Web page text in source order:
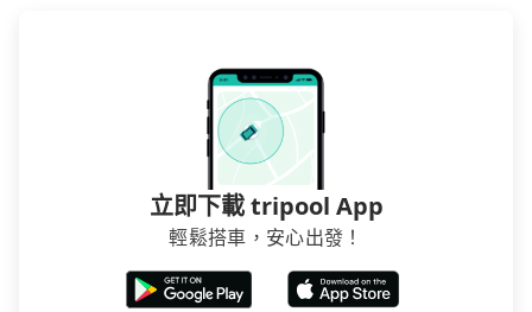
立即下載 tripool App
輕鬆搭車，安心出發！